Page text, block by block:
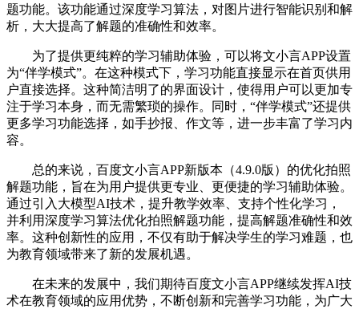
题功能。该功能通过深度学习算法，对图片进行智能识别和解
析，大大提高了解题的准确性和效率。
为了提供更纯粹的学习辅助体验，可以将文小言APP设置
为“伴学模式”。在这种模式下，学习功能直接显示在首页供用
户直接选择。这种简洁明了的界面设计，使得用户可以更加专
注于学习本身，而无需繁琐的操作。同时，“伴学模式”还提供
更多学习功能选择，如手抄报、作文等，进一步丰富了学习内
容。
总的来说，百度文小言APP新版本（4.9.0版）的优化拍照
解题功能，旨在为用户提供更专业、更便捷的学习辅助体验。
通过引入大模型AI技术，提升教学效率、支持个性化学习，
并利用深度学习算法优化拍照解题功能，提高解题准确性和效
率。这种创新性的应用，不仅有助于解决学生的学习难题，也
为教育领域带来了新的发展机遇。
在未来的发展中，我们期待百度文小言APP继续发挥AI技
术在教育领域的应用优势，不断创新和完善学习功能，为广大